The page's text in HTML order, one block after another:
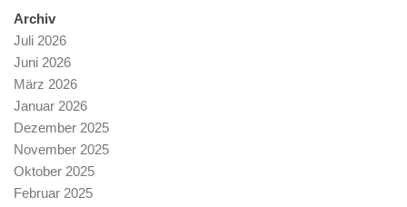
Archiv
Juli 2026
Juni 2026
März 2026
Januar 2026
Dezember 2025
November 2025
Oktober 2025
Februar 2025